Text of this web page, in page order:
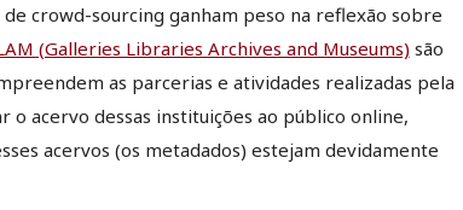
crowd-sourcing ganham peso na reflexão sobre
(Galleries Libraries Archives and Museums) são
as parcerias e atividades realizadas pela
acervo dessas instituições ao público online,
acervos (os metadados) estejam devidamente